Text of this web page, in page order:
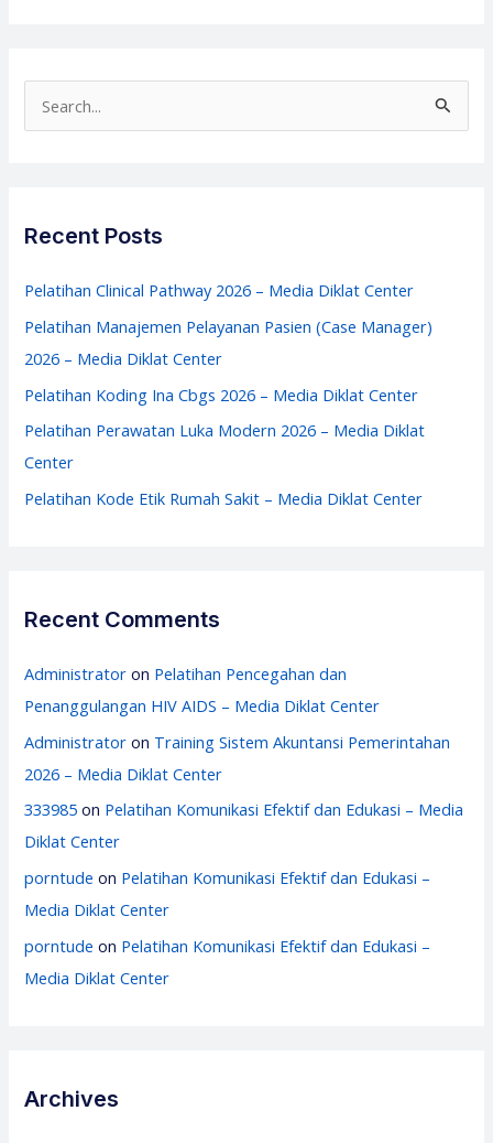
Tkrs
Center
e
f
o
r
Recent Posts
Pelatihan Clinical Pathway 2026 – Media Diklat Center
Pelatihan Manajemen Pelayanan Pasien (Case Manager)
2026 – Media Diklat Center
Pelatihan Koding Ina Cbgs 2026 – Media Diklat Center
Pelatihan Perawatan Luka Modern 2026 – Media Diklat
Center
Pelatihan Kode Etik Rumah Sakit – Media Diklat Center
Recent Comments
Administrator on Pelatihan Pencegahan dan
Penanggulangan HIV AIDS – Media Diklat Center
Administrator on Training Sistem Akuntansi Pemerintahan
2026 – Media Diklat Center
333985 on Pelatihan Komunikasi Efektif dan Edukasi – Media
Diklat Center
porntude on Pelatihan Komunikasi Efektif dan Edukasi –
Media Diklat Center
porntude on Pelatihan Komunikasi Efektif dan Edukasi –
Media Diklat Center
Archives